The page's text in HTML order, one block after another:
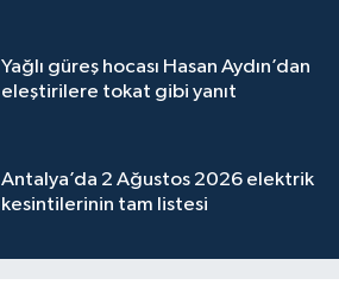
Yağlı güreş hocası Hasan Aydın’dan
eleştirilere tokat gibi yanıt
Antalya’da 2 Ağustos 2026 elektrik
kesintilerinin tam listesi